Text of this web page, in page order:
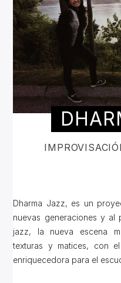
Dharma Jazz, es un
nuevas generaciones y al
jazz, la nueva escena
texturas y matices, con
enriquecedora para el